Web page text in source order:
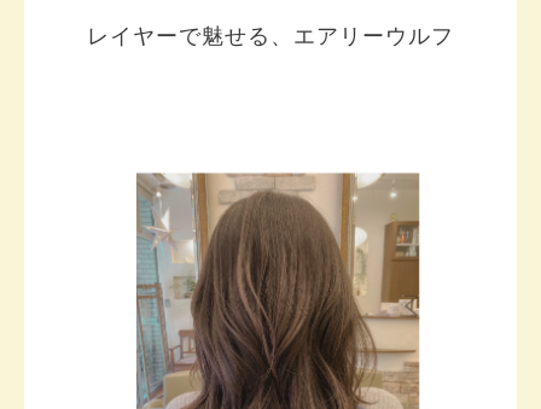
レイヤーで魅せる、エアリーウルフ